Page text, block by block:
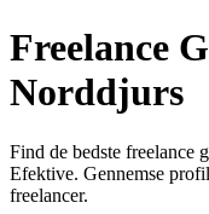
Freelance
Norddjurs
Find de bedste freelance
Efektive. Gennemse
freelancer.